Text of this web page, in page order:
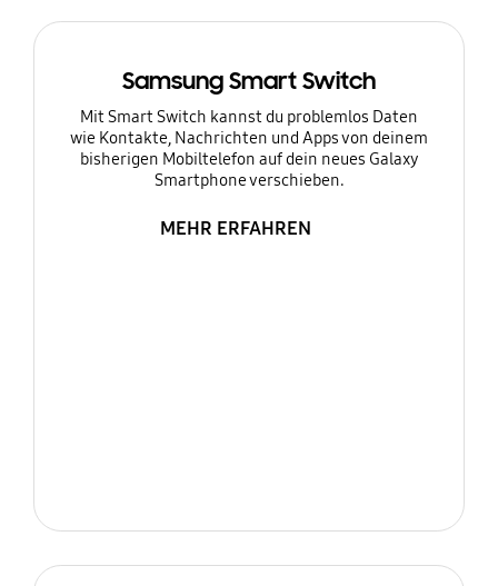
Samsung Smart Switch
Mit Smart Switch kannst du problemlos Daten
wie Kontakte, Nachrichten und Apps von deinem
bisherigen Mobiltelefon auf dein neues Galaxy
Smartphone verschieben.
MEHR ERFAHREN